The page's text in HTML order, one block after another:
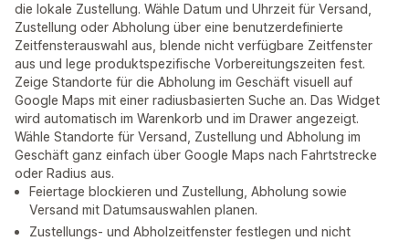
die lokale Zustellung. Wähle Datum und Uhrzeit für Versand,
Zustellung oder Abholung über eine benutzerdefinierte
Zeitfensterauswahl aus, blende nicht verfügbare Zeitfenster
aus und lege produktspezifische Vorbereitungszeiten fest.
Zeige Standorte für die Abholung im Geschäft visuell auf
Google Maps mit einer radiusbasierten Suche an. Das Widget
wird automatisch im Warenkorb und im Drawer angezeigt.
Wähle Standorte für Versand, Zustellung und Abholung im
Geschäft ganz einfach über Google Maps nach Fahrtstrecke
oder Radius aus.
Feiertage blockieren und Zustellung, Abholung sowie
Versand mit Datumsauswahlen planen.
Zustellungs- und Abholzeitfenster festlegen und nicht